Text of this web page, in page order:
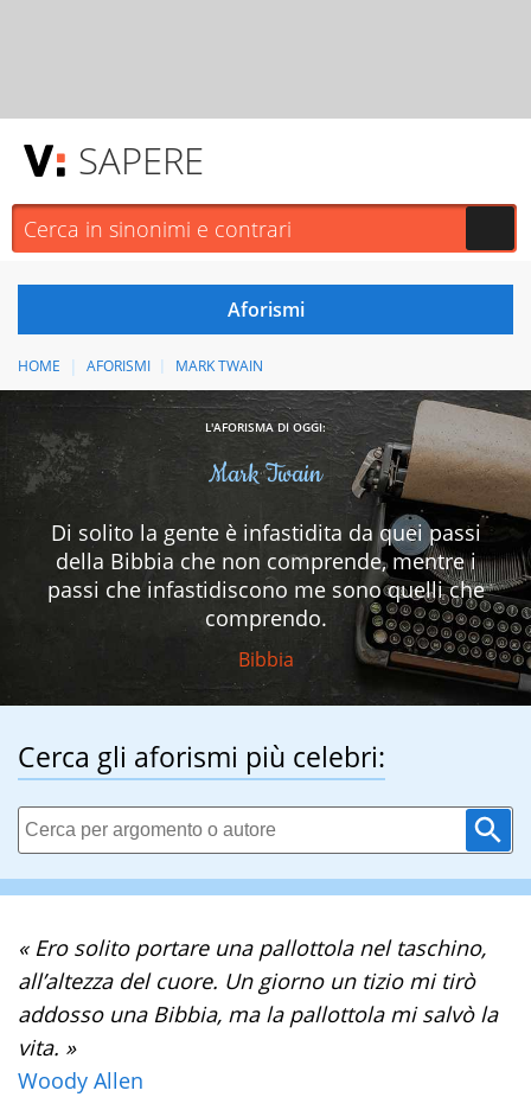
SAPERE
HOME AFORISMI MARK TWAIN
L'AFORISMA DI OGGI:
Mark Twain
Di solito la gente è infastidita da quei passi
della Bibbia che non comprende, mentre i
passi che infastidiscono me sono quelli che
comprendo.
Bibbia
Cerca gli aforismi più celebri:
« Ero solito portare una pallottola nel taschino,
all’altezza del cuore. Un giorno un tizio mi tirò
addosso una Bibbia, ma la pallottola mi salvò la
vita. »
Woody Allen